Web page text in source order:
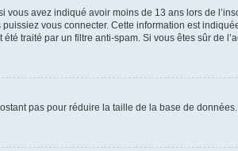
vous avez indiqué avoir moins de 13 ans lors de
vous connecter. Cette information est
traité par un filtre anti-spam. Si vous êtes sûr de
pas pour réduire la taille de la base de